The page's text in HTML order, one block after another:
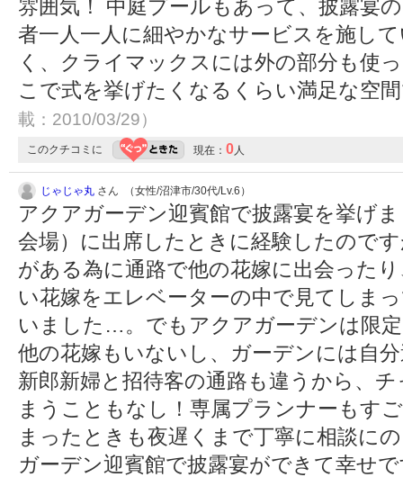
雰囲気！ 中庭プールもあって、披露宴
者一人一人に細やかなサービスを施し
く、クライマックスには外の部分も使
こで式を挙げたくなるくらい満足な空
載：2010/03/29）
このクチコミに 現在： 0人
じゃじゃ丸 さん （女性/沼津市/30代/Lv.6）
アクアガーデン迎賓館で披露宴を挙げ
会場）に出席したときに経験したので
がある為に通路で他の花嫁に出会った
い花嫁をエレベーターの中で見てしま
いました…。でもアクアガーデンは限
他の花嫁もいないし、ガーデンには自
新郎新婦と招待客の通路も違うから、
まうこともなし！専属プランナーもす
まったときも夜遅くまで丁寧に相談に
ガーデン迎賓館で披露宴ができて幸せ